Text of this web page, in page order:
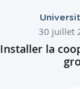
30 juillet
Installer la